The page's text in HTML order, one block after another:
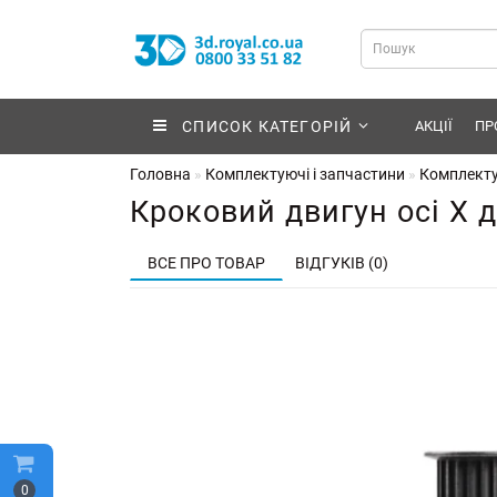
0
СПИСОК КАТЕГОРІЙ АКЦІЇ
Головна Комплектуючі і запчастини
Кроковий двигун осі X
ВСЕ ПРО ТОВАР ВІДГУКІВ (0)